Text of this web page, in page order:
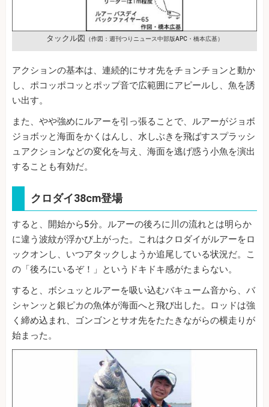
タックル図 （作図：週刊つりニュース中部版APC・橋本広基）
アクションの基本は、連続的にサオ先をチョンチョンと動か
し、ポコッポコッとポップ音で広範囲にアピールし、魚を誘
い出す。
また、やや強めにルアーを引っ張ることで、ルアーがジョボ
ジョボッと海面をかくはんし、水しぶきを飛ばすスプラッシ
ュアクションなどの変化を与え、海面を逃げ惑う小魚を演出
することも有効だ。
クロダイ38cm登場
すると、開始から5分。ルアーの後ろに川の流れとは明らか
に違う波紋が浮かび上がった。これはクロダイがルアーをロ
ックオンし、いつアタックしようか追尾している状況だ。こ
の「後ろにいるぞ！」というドキドキ感がたまらない。
すると、ボシュッとルアーを吸い込むバキューム音から、バ
シャンッと銀ピカの魚体が海面へと飛び出した。ロッドは強
く締め込まれ、ゴンゴンとサオ先をたたきながらの横走りが
始まった。